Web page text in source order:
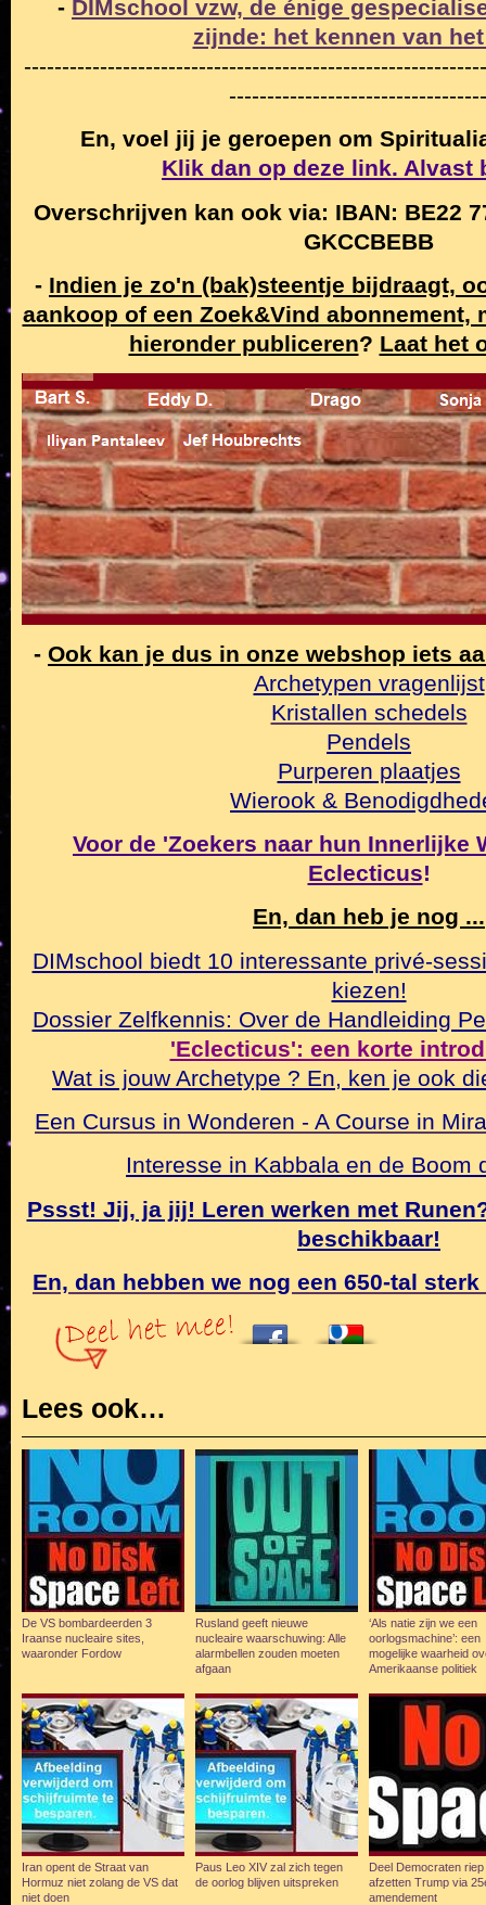
- DIMschool vzw, de énige
zijnde: het kennen van
En, voel jij je geroepen om
Klik dan op deze link. Alvast
Overschrijven kan ook via: IBAN: BE22
GKCCBEBB
- Indien je zo'n (bak)steentje bijdraagt,
aankoop of een Zoek&Vind abonnement,
hieronder publiceren? Laat het
- Ook kan je dus in onze webshop iets
Archetypen vragenlijst
Kristallen schedels
Pendels
Purperen plaatjes
Wierook &
Voor de 'Zoekers naar hun Innerlijke
Eclecticus!
En, dan heb je nog ...
DIMschool biedt 10 interessante privé-
kiezen!
Dossier Zelfkennis: Over de Handleiding
'Eclecticus': een korte
Wat is jouw Archetype ? En, ken je ook
Een Cursus in Wonderen - A Course in
Interesse in Kabbala en de Boom
Pssst! Jij, ja jij! Leren werken met
beschikbaar!
En, dan hebben we nog een 650-tal
Lees ook…
De VS bombardeerden 3
Iraanse nucleaire sites,
waaronder Fordow
Rusland geeft nieuwe
nucleaire waarschuwing: Alle
alarmbellen zouden moeten
afgaan
‘Als natie zijn we een
oorlogsmachine’: een
mogelijke waarheid
Amerikaanse politiek
Iran opent de Straat van
Hormuz niet zolang de VS dat
niet doen
Paus Leo XIV zal zich tegen
de oorlog blijven uitspreken
Deel Democraten
afzetten Trump via
amendement